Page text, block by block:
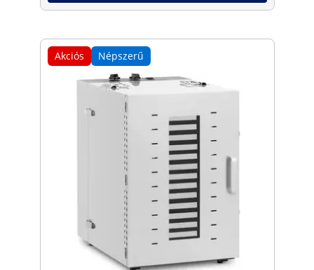
Akciós Népszerű